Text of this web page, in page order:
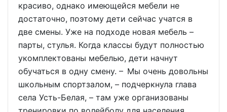
красиво, однако имеющейся мебели не
достаточно, поэтому дети сейчас учатся в
две смены. Уже на подходе новая мебель –
парты, стулья. Когда классы будут полностью
укомплектованы мебелью, дети начнут
обучаться в одну смену. – Мы очень довольны
школьным спортзалом, – подчеркнула глава
села Усть-Белая, – там уже организованы